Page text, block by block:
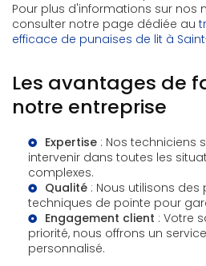
Pour plus d'informations sur nos
consulter notre page dédiée au
efficace de punaises de lit à
Les avantages de
notre entreprise
Expertise : Nos techniciens
intervenir dans toutes les
complexes.
Qualité : Nous utilisons
techniques de pointe pour
Engagement client : Votre
priorité, nous offrons un
personnalisé.